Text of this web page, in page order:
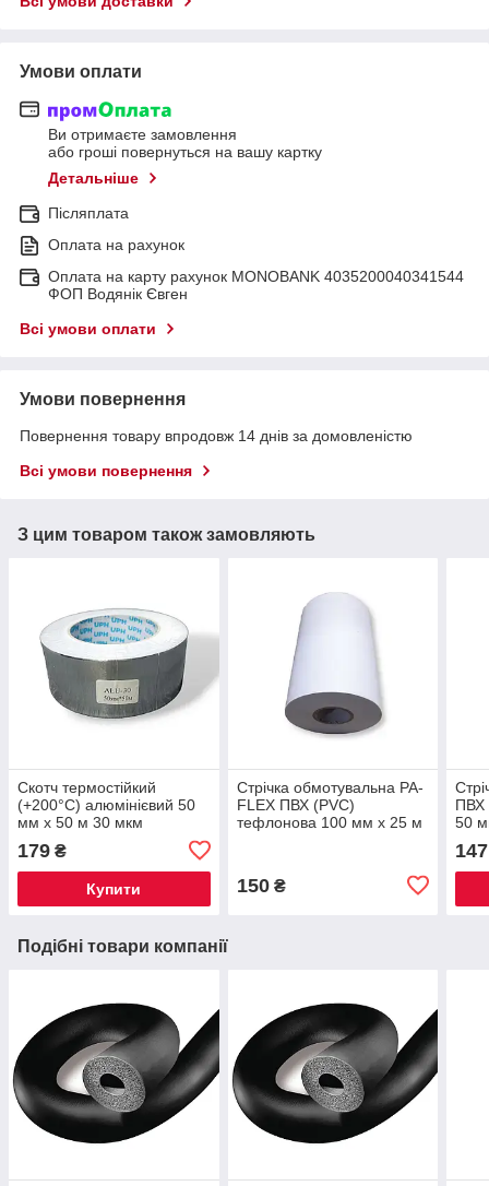
Умови оплати
Ви отримаєте замовлення
або гроші повернуться на вашу картку
Детальніше
Післяплата
Оплата на рахунок
Оплата на карту рахунок MONOBANK 4035200040341544
ФОП Водянік Євген
Всі умови оплати
Умови повернення
Повернення товару впродовж 14 днів за домовленістю
Всі умови повернення
З цим товаром також замовляють
Скотч термостійкий
(+200°С) алюмінієвий 50
мм х 50 м 30 мкм
179 ₴
Купити
Стрічка обмотувальна PA-
FLEX ПВХ (PVC)
тефлонова 100 мм х 25 м
150₴
ПВХ
50
147
Подібні товари компанії